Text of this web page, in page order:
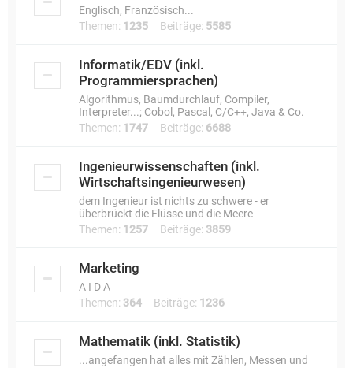
Englisch, Französisch...
Themen: 1235 Beiträge: 5585
Informatik/EDV (inkl.
Programmiersprachen)
Algorithmus, Baumdurchlauf, Compiler,
Interpreter...; Cobol, Pascal, C/C++, Java & Co.
Themen: 1747 Beiträge: 6688
Ingenieurwissenschaften (inkl.
Wirtschaftsingenieurwesen)
dem Ingenieur ist nichts zu schwere - er
überbrückt die Flüsse und die Meere
Themen: 1257 Beiträge: 3859
Marketing
A I D A
Themen: 364 Beiträge: 1236
Mathematik (inkl. Statistik)
...angefangen hat alles mit Zählen, Messen und